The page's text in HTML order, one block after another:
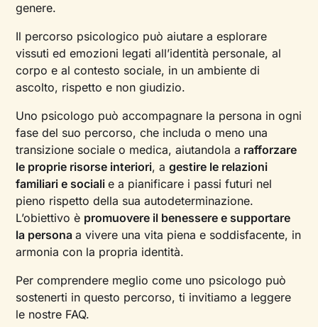
genere.
Il percorso psicologico può aiutare a esplorare
vissuti ed emozioni legati all’identità personale, al
corpo e al contesto sociale, in un ambiente di
ascolto, rispetto e non giudizio.
Uno psicologo può accompagnare la persona in ogni
fase del suo percorso, che includa o meno una
transizione sociale o medica, aiutandola a rafforzare
le proprie risorse interiori, agestire le relazioni
familiari e socialie a pianificare i passi futuri nel
pieno rispetto della sua autodeterminazione.
L’obiettivo è promuovere il benessere e supportare
la personaa vivere una vita piena e soddisfacente, in
armonia con la propria identità.
Per comprendere meglio come uno psicologo può
sostenerti in questo percorso, ti invitiamo a leggere
le nostre FAQ.